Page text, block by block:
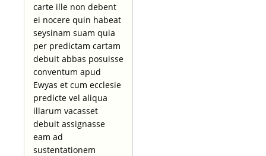
carte ille non debent
ei nocere quin habeat
seysinam suam quia
per predictam cartam
debuit abbas posuisse
conventum apud
Ewyas et cum ecclesie
predicte vel aliqua
illarum vacasset
debuit assignasse
eam ad
sustentationem